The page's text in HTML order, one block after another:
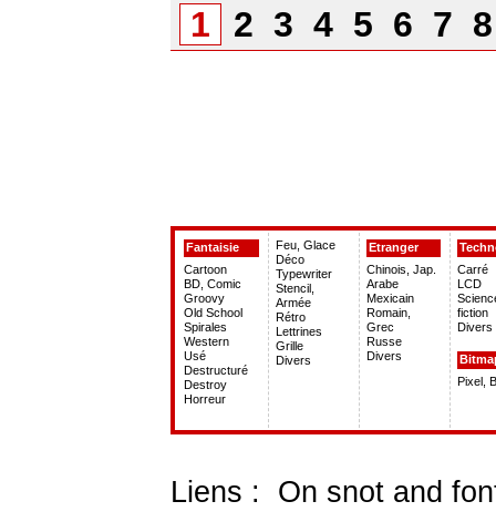
1 2 3 4 5 6 7
Fantaisie
Cartoon
BD, Comic
Groovy
Old School
Spirales
Western
Usé
Destructuré
Destroy
Horreur
Feu, Glace
Déco
Typewriter
Stencil,
Armée
Rétro
Lettrines
Grille
Divers
Etranger
Chinois, Jap.
Arabe
Mexicain
Romain,
Grec
Russe
Divers
Carré
LCD
fiction
Divers
Pixel,
Liens : On snot and